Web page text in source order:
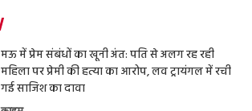
मऊ में प्रेम संबंधों का खूनी अंत: पति से अलग रह रही
महिला पर प्रेमी की हत्या का आरोप, लव ट्रायंगल में रची
गई साजिश का दावा